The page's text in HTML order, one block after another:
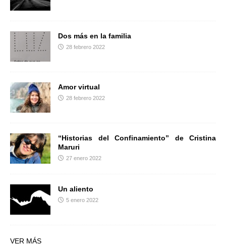
Dos más en la familia
28 febrero 2022
Amor virtual
28 febrero 2022
“Historias del Confinamiento” de Cristina
Maruri
27 enero 2022
Un aliento
5 enero 2022
VER MÁS